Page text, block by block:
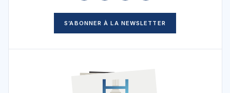
S’ABONNER À LA NEWSLETTER